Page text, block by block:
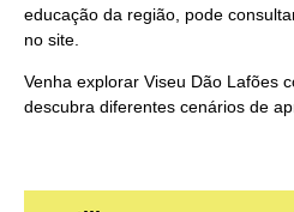
educação da região, pode
no site.
Venha explorar Viseu Dão Lafões
descubra diferentes cenários de